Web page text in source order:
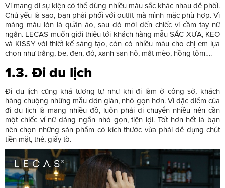
Ví mang đi sự kiện có thể dùng nhiều màu sắc khác nhau để phối.
Chủ yếu là sao, bạn phải phối với outfit mà mình mặc phù hợp. Vì
mảng màu lớn là quần áo, sau đó mới đến chiếc ví cầm tay nữ
ngắn. LECAS muốn giới thiệu tới khách hàng mẫu SẮC XƯA, KẸO
và KISSY với thiết kế sáng tạo, còn có nhiều màu cho chị em lựa
chọn như trắng, be, đen, đỏ, xanh san hô, mắt mèo, hồng tôm….
1.3. Đi du lịch
Đi du lịch cũng khá tương tự như khi đi làm ở công sở, khách
hàng chuộng những mẫu đơn giản, nhỏ gọn hơn. Vì đặc điểm của
đi du lịch là mang nhiều đồ, luôn phải di chuyển nhiều nên cần
một chiếc ví nữ dáng ngắn nhỏ gọn, tiện lợi. Tốt hơn hết là bạn
nên chọn những sản phẩm có kích thước vừa phải để đựng chút
tiền mặt, thẻ, giấy tờ.